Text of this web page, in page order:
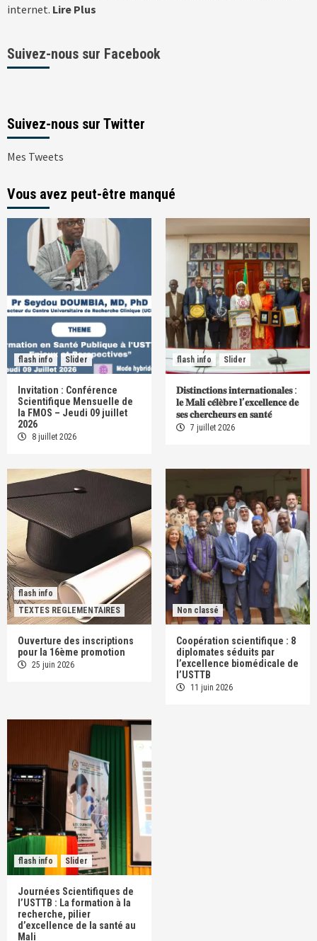
internet. Lire Plus
Suivez-nous sur Facebook
Suivez-nous sur Twitter
Mes Tweets
Vous avez peut-être manqué
flash info Slider
Invitation : Conférence
Scientifique Mensuelle de
la FMOS – Jeudi 09 juillet
2026
8 juillet 2026
flash info Slider
𝐃𝐢𝐬𝐭𝐢𝐧𝐜𝐭𝐢𝐨𝐧𝐬 𝐢𝐧𝐭𝐞𝐫𝐧𝐚𝐭𝐢𝐨𝐧𝐚𝐥𝐞𝐬 :
𝐥𝐞 𝐌𝐚𝐥𝐢 𝐜𝐞́𝐥𝐞̀𝐛𝐫𝐞 𝐥’𝐞𝐱𝐜𝐞𝐥𝐥𝐞𝐧𝐜𝐞 𝐝𝐞
𝐬𝐞𝐬 𝐜𝐡𝐞𝐫𝐜𝐡𝐞𝐮𝐫𝐬 𝐞𝐧 𝐬𝐚𝐧𝐭𝐞́
7 juillet 2026
flash info
TEXTES REGLEMENTAIRES
Ouverture des inscriptions
pour la 16ème promotion
25 juin 2026
Non classé
Coopération scientifique : 8
diplomates séduits par
l’excellence biomédicale de
l’USTTB
11 juin 2026
flash info Slider
Journées Scientifiques de
l’USTTB : La formation à la
recherche, pilier
d’excellence de la santé au
Mali